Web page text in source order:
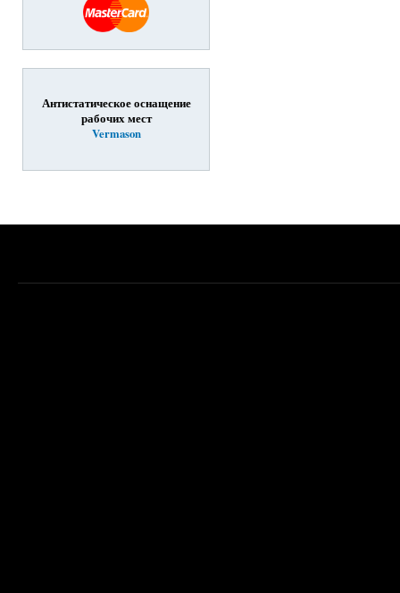
Антистатическое оснащение
рабочих мест
Vermason